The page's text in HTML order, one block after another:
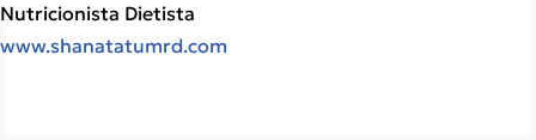
Nutricionista Dietista
www.shanatatumrd.com